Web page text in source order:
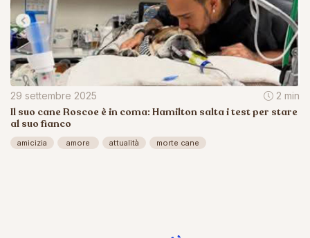
29 settembre 2025 2 min
Il suo cane Roscoe è in coma: Hamilton salta i test per stare
al suo fianco
amicizia amore attualità morte cane